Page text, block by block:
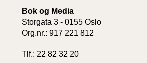
Bok og Media
Storgata 3 - 0155 Oslo
Org.nr.: 917 221 812
Tlf.: 22 82 32 20